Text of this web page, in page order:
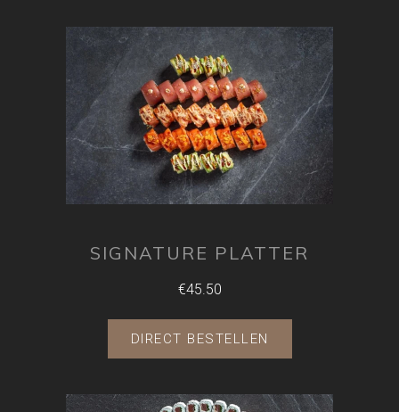
SIGNATURE PLATTER
€45.50
DIRECT BESTELLEN